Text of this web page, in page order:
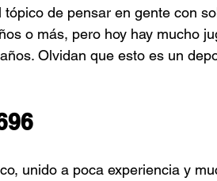
de pensar en gente con
o más, pero hoy hay mucho
Olvidan que esto es un
unido a poca experiencia y